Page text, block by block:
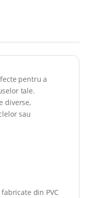
pentru a
tale.
diverse,
sau
fabricate din PVC